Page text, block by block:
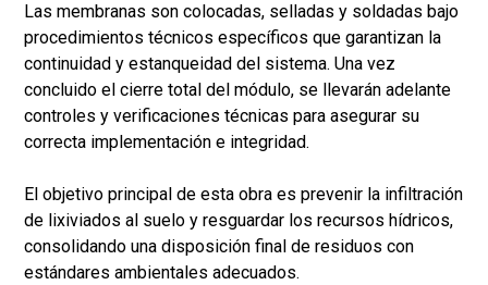
Las membranas son colocadas, selladas y soldadas bajo
procedimientos técnicos específicos que garantizan la
continuidad y estanqueidad del sistema. Una vez
concluido el cierre total del módulo, se llevarán adelante
controles y verificaciones técnicas para asegurar su
correcta implementación e integridad.
El objetivo principal de esta obra es prevenir la infiltración
de lixiviados al suelo y resguardar los recursos hídricos,
consolidando una disposición final de residuos con
estándares ambientales adecuados.